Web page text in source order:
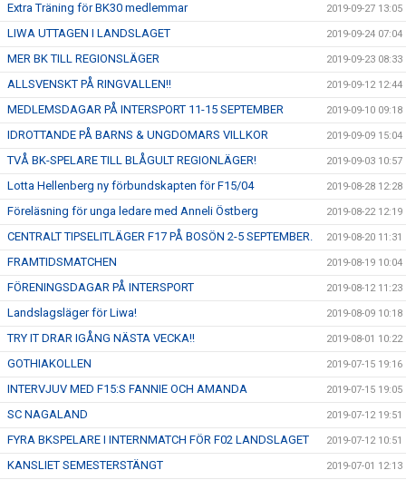
Extra Träning för BK30 medlemmar 2019-09-27 13:05
LIWA UTTAGEN I LANDSLAGET 2019-09-24 07:04
MER BK TILL REGIONSLÄGER 2019-09-23 08:33
ALLSVENSKT PÅ RINGVALLEN!! 2019-09-12 12:44
MEDLEMSDAGAR PÅ INTERSPORT 11-15 SEPTEMBER 2019-09-10 09:18
IDROTTANDE PÅ BARNS & UNGDOMARS VILLKOR 2019-09-09 15:04
TVÅ BK-SPELARE TILL BLÅGULT REGIONLÄGER! 2019-09-03 10:57
Lotta Hellenberg ny förbundskapten för F15/04 2019-08-28 12:28
Föreläsning för unga ledare med Anneli Östberg 2019-08-22 12:19
CENTRALT TIPSELITLÄGER F17 PÅ BOSÖN 2-5 SEPTEMBER. 2019-08-20 11:31
FRAMTIDSMATCHEN 2019-08-19 10:04
FÖRENINGSDAGAR PÅ INTERSPORT 2019-08-12 11:23
Landslagsläger för Liwa! 2019-08-09 10:18
TRY IT DRAR IGÅNG NÄSTA VECKA!! 2019-08-01 10:22
GOTHIAKOLLEN 2019-07-15 19:16
INTERVJUV MED F15:S FANNIE OCH AMANDA 2019-07-15 19:05
SC NAGALAND 2019-07-12 19:51
FYRA BKSPELARE I INTERNMATCH FÖR F02 LANDSLAGET 2019-07-12 10:51
KANSLIET SEMESTERSTÄNGT 2019-07-01 12:13